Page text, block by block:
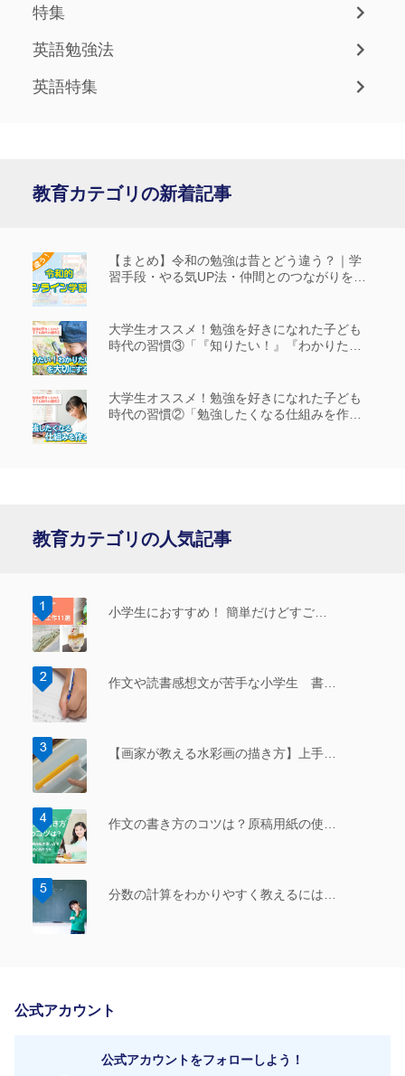
特集
英語勉強法
英語特集
教育カテゴリの新着記事
【まとめ】令和の勉強は昔とどう違う？｜学
習手段・やる気UP法・仲間とのつながりを解
大学生オススメ！勉強を好きになれた子ども
時代の習慣③「『知りたい！』『わかりた
大学生オススメ！勉強を好きになれた子ども
時代の習慣②「勉強したくなる仕組みを作
教育カテゴリの人気記事
小学生におすすめ！ 簡単だけどすご…
作文や読書感想文が苦手な小学生 書…
【画家が教える水彩画の描き方】上手…
作文の書き方のコツは？原稿用紙の使…
分数の計算をわかりやすく教えるには…
公式アカウント
公式アカウントをフォローしよう！